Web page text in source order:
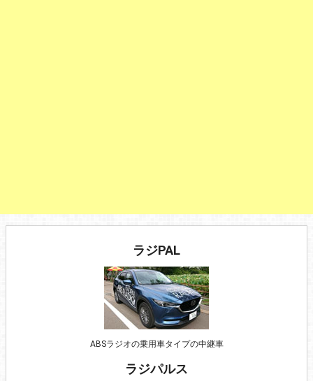
ラジPAL
ABSラジオの乗用車タイプの中継車
ラジパルス